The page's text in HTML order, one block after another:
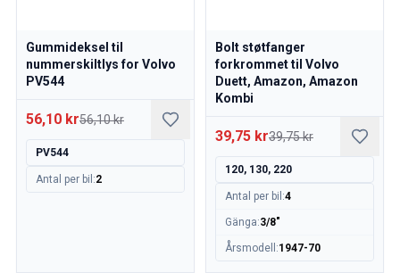
Gummideksel til
nummerskiltlys for Volvo
PV544
56,10 kr56,10 kr
PV544
Antal per bil :2
Bolt støtfanger
forkrommet til Volvo
Duett, Amazon, Amazon
Kombi
39,75 kr39,75 kr
120, 130, 220
Antal per bil :4
Gänga:3/8"
Årsmodell :1947-70